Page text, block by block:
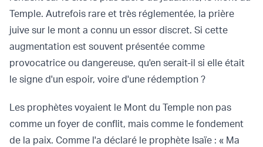
Temple. Autrefois rare et très réglementée, la prière
juive sur le mont a connu un essor discret. Si cette
augmentation est souvent présentée comme
provocatrice ou dangereuse, qu'en serait-il si elle était
le signe d'un espoir, voire d'une rédemption ?
Les prophètes voyaient le Mont du Temple non pas
comme un foyer de conflit, mais comme le fondement
de la paix. Comme l'a déclaré le prophète Isaïe : « Ma